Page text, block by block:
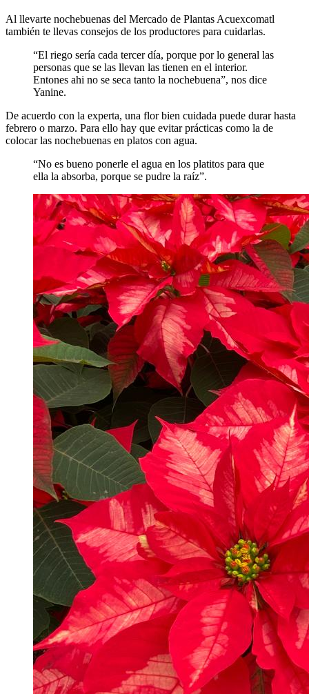
Al llevarte nochebuenas del Mercado de Plantas Acuexcomatl
también te llevas consejos de los productores para cuidarlas.
“El riego sería cada tercer día, porque por lo general las
personas que se las llevan las tienen en el interior.
Entones ahi no se seca tanto la nochebuena”, nos dice
Yanine.
De acuerdo con la experta, una flor bien cuidada puede durar hasta
febrero o marzo. Para ello hay que evitar prácticas como la de
colocar las nochebuenas en platos con agua.
“No es bueno ponerle el agua en los platitos para que
ella la absorba, porque se pudre la raíz”.